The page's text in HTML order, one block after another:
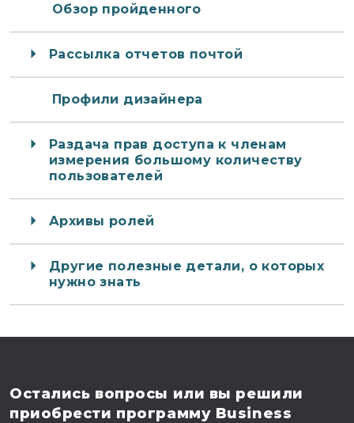
Обзор пройденного
Рассылка отчетов почтой
Профили дизайнера
Раздача прав доступа к членам
измерения большому количеству
пользователей
Архивы ролей
Другие полезные детали, о которых
нужно знать
Остались вопросы или вы решили
приобрести программу Business